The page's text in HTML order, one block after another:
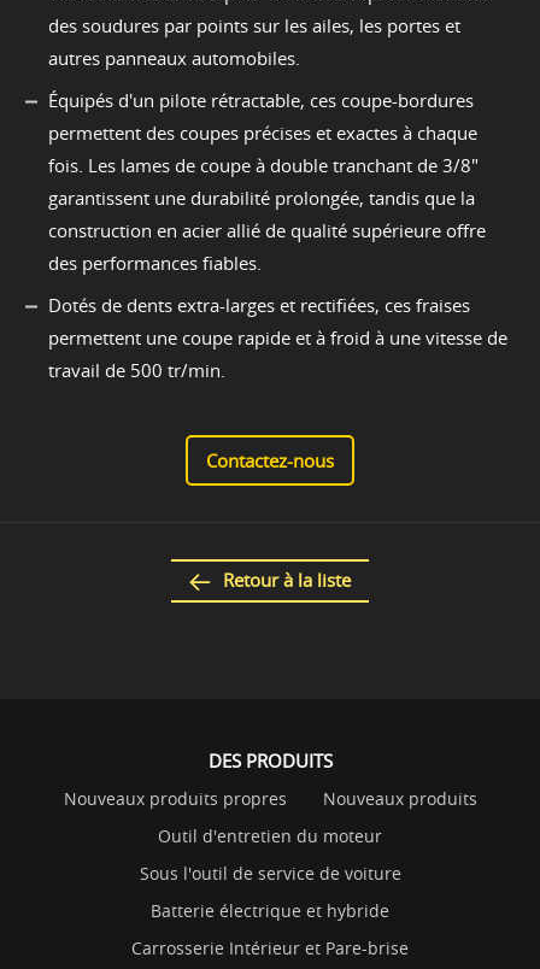
des soudures par points sur les ailes, les portes et
autres panneaux automobiles.
Équipés d'un pilote rétractable, ces coupe-bordures
permettent des coupes précises et exactes à chaque
fois. Les lames de coupe à double tranchant de 3/8"
garantissent une durabilité prolongée, tandis que la
construction en acier allié de qualité supérieure offre
des performances fiables.
Dotés de dents extra-larges et rectifiées, ces fraises
permettent une coupe rapide et à froid à une vitesse de
travail de 500 tr/min.
Contactez-nous
Retour à la liste
DES PRODUITS
Nouveaux produits propres
Nouveaux produits
Outil d'entretien du moteur
Sous l'outil de service de voiture
Batterie électrique et hybride
Carrosserie Intérieur et Pare-brise